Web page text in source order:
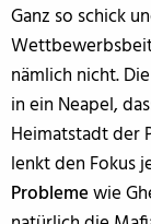
Ganz so schick
nämlich nicht.
in ein Neapel,
Heimatstadt der
lenkt den Fokus
Problemewie